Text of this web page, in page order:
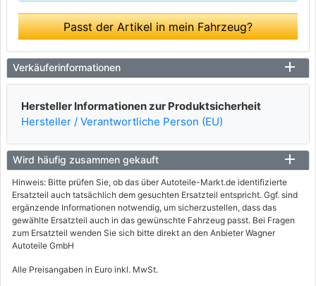
Passt der Artikel in mein Fahrzeug?
Verkäuferinformationen
Hersteller Informationen zur Produktsicherheit
Hersteller / Verantwortliche Person (EU)
Wird häufig zusammen gekauft
Hinweis: Bitte prüfen Sie, ob das über Autoteile-Markt.de identifizierte
Ersatzteil auch tatsächlich dem gesuchten Ersatzteil entspricht. Ggf. sind
ergänzende Informationen notwendig, um sicherzustellen, dass das
gewählte Ersatzteil auch in das gewünschte Fahrzeug passt. Bei Fragen
zum Ersatzteil wenden Sie sich bitte direkt an den Anbieter Wagner
Autoteile GmbH
Alle Preisangaben in Euro inkl. MwSt.